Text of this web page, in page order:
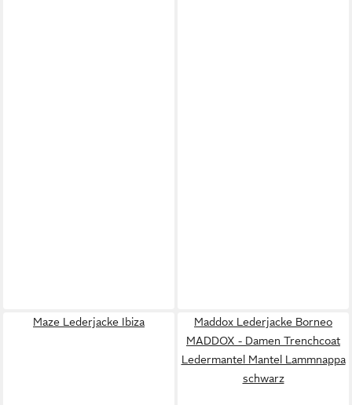
Maze Lederjacke Ibiza
Maddox Lederjacke Borneo
MADDOX - Damen Trenchcoat
Ledermantel Mantel Lammnappa
schwarz